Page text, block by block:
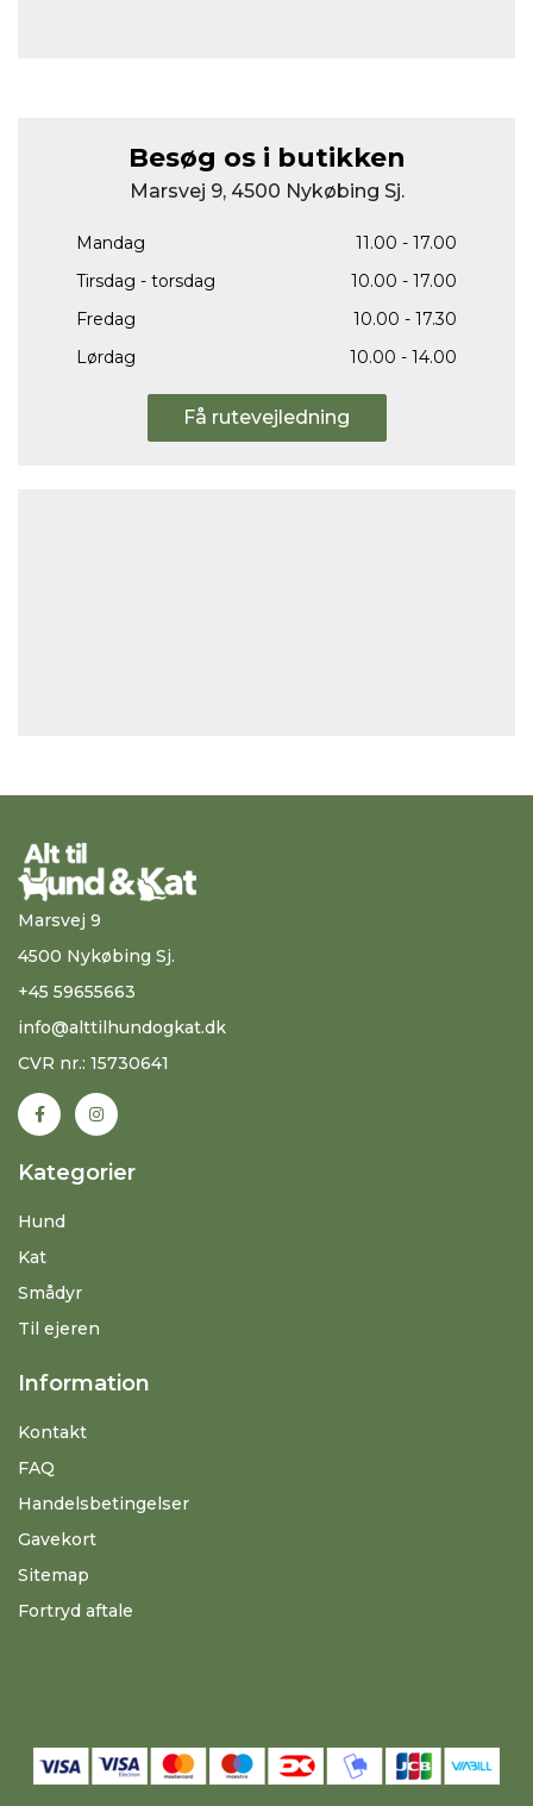
Besøg os i butikken
Marsvej 9, 4500 Nykøbing Sj.
Mandag
11.00 - 17.00
Tirsdag - torsdag
10.00 - 17.00
Fredag
10.00 - 17.30
Lørdag
10.00 - 14.00
Få rutevejledning
Marsvej 9
4500 Nykøbing Sj.
+45 59655663
info@alttilhundogkat.dk
CVR nr.: 15730641
Kategorier
Hund
Kat
Smådyr
Til ejeren
Information
Kontakt
FAQ
Handelsbetingelser
Gavekort
Sitemap
Fortryd aftale